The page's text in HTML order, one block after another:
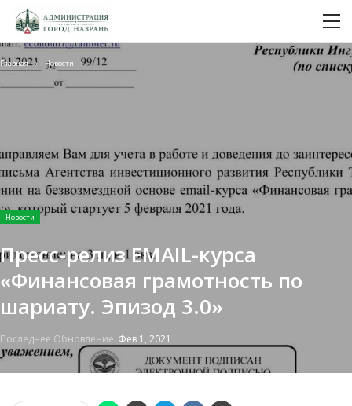
Главная Новости
Новости
Пресс-релиз EMAIL-курса
«Финансовая грамотность по
шариату. Эпизод 3.0»
Последнее Обновление Фев 1, 2021